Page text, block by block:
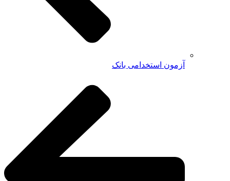
آزمون استخدامی بانک